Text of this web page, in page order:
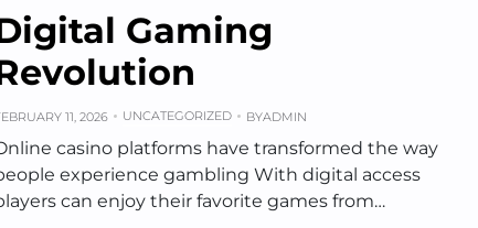
Gaming
11, 2026 UNCATEGORIZED BYADMIN
casino platforms have transformed the way
experience gambling With digital access
can enjoy their favorite games from…